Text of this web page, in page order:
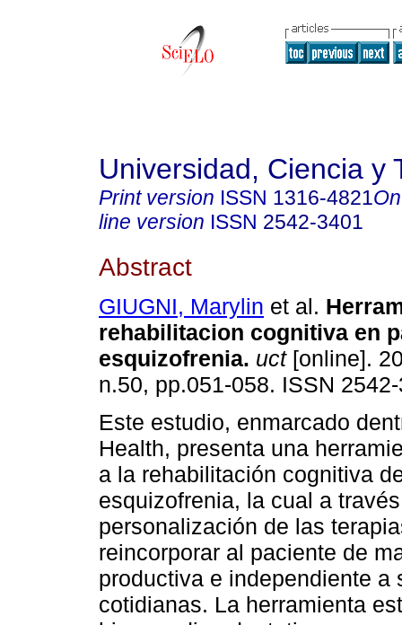
Universidad, Ciencia y
Print version ISSN 1316-4821
line version ISSN 2542-3401
Abstract
GIUGNI, Marylin et al.
rehabilitacion cognitiva en
esquizofrenia. uct[online].
n.50, pp.051-058. ISSN
Este estudio, enmarcado
Health, presenta una
a la rehabilitación cognitiva
esquizofrenia, la cual a
personalización de las
reincorporar al paciente de
productiva e independiente a
cotidianas. La herramienta